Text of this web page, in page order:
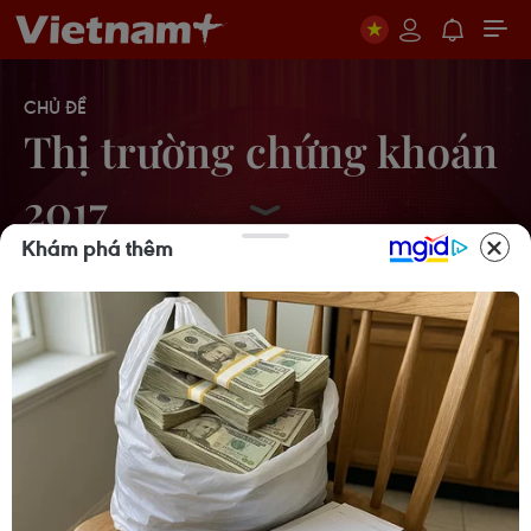
CHỦ ĐỀ
Thị trường chứng khoán
2017
Các thị trường chứng khoán tại châu
Á đồng loạt mất điểm
13/05/2019 12:33
Nhìn lại thị trường
Khám phá thêm